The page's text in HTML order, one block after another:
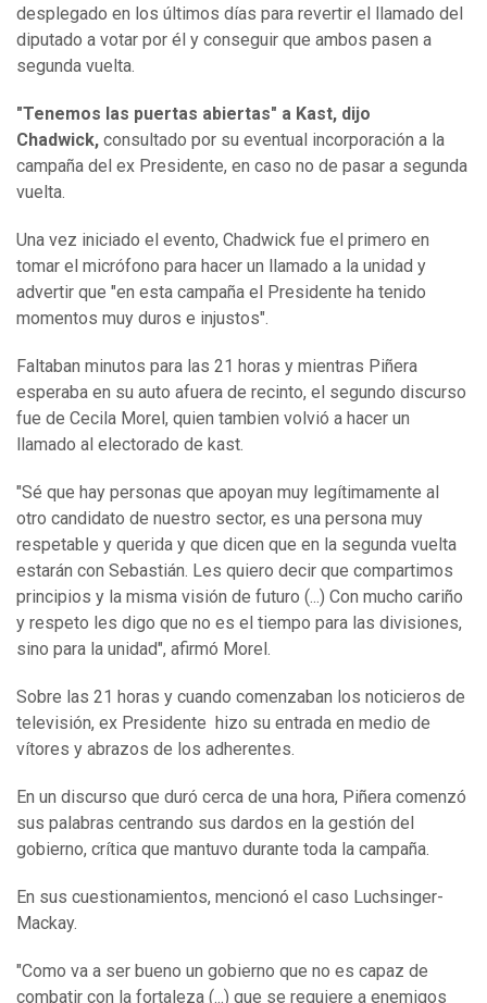
desplegado en los últimos días para revertir el llamado del
diputado a votar por él y conseguir que ambos pasen a
segunda vuelta.
"Tenemos las puertas abiertas" a Kast, dijo
Chadwick, consultado por su eventual incorporación a la
campaña del ex Presidente, en caso no de pasar a segunda
vuelta.
Una vez iniciado el evento, Chadwick fue el primero en
tomar el micrófono para hacer un llamado a la unidad y
advertir que "en esta campaña el Presidente ha tenido
momentos muy duros e injustos".
Faltaban minutos para las 21 horas y mientras Piñera
esperaba en su auto afuera de recinto, el segundo discurso
fue de Cecila Morel, quien tambien volvió a hacer un
llamado al electorado de kast.
"Sé que hay personas que apoyan muy legítimamente al
otro candidato de nuestro sector, es una persona muy
respetable y querida y que dicen que en la segunda vuelta
estarán con Sebastián. Les quiero decir que compartimos
principios y la misma visión de futuro (...) Con mucho cariño
y respeto les digo que no es el tiempo para las divisiones,
sino para la unidad", afirmó Morel.
Sobre las 21 horas y cuando comenzaban los noticieros de
televisión, ex Presidente hizo su entrada en medio de
vítores y abrazos de los adherentes.
En un discurso que duró cerca de una hora, Piñera comenzó
sus palabras centrando sus dardos en la gestión del
gobierno, crítica que mantuvo durante toda la campaña.
En sus cuestionamientos, mencionó el caso Luchsinger-
Mackay.
"Como va a ser bueno un gobierno que no es capaz de
combatir con la fortaleza (...) que se requiere a enemigos